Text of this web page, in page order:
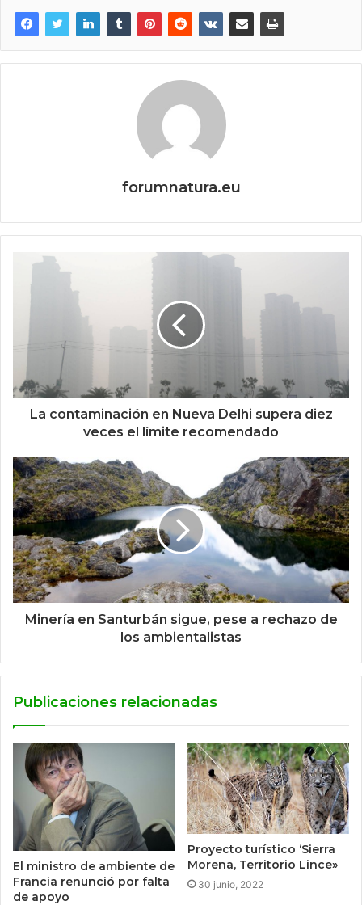
forumnatura.eu
La contaminación en Nueva Delhi supera diez
veces el límite recomendado
Minería en Santurbán sigue, pese a rechazo de
los ambientalistas
Publicaciones relacionadas
El ministro de ambiente de
Francia renunció por falta
de apoyo
Proyecto turístico ‘Sierra
Morena, Territorio Lince»
30 junio, 2022